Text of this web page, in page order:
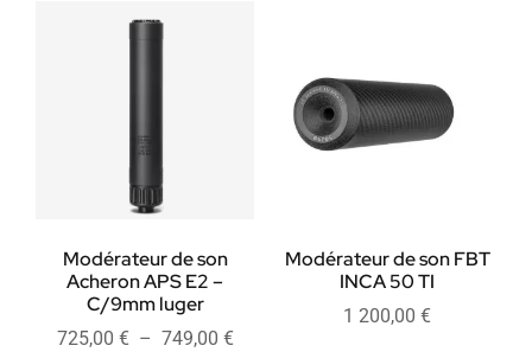
Modérateur de son
Acheron APS E2 –
C/9mm luger
725,00 € – 749,00 €
Modérateur de son FBT
INCA 50 TI
1 200,00 €